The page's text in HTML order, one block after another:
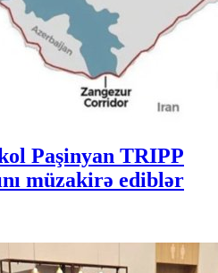
Paşinyan TRIPP
müzakirə ediblər